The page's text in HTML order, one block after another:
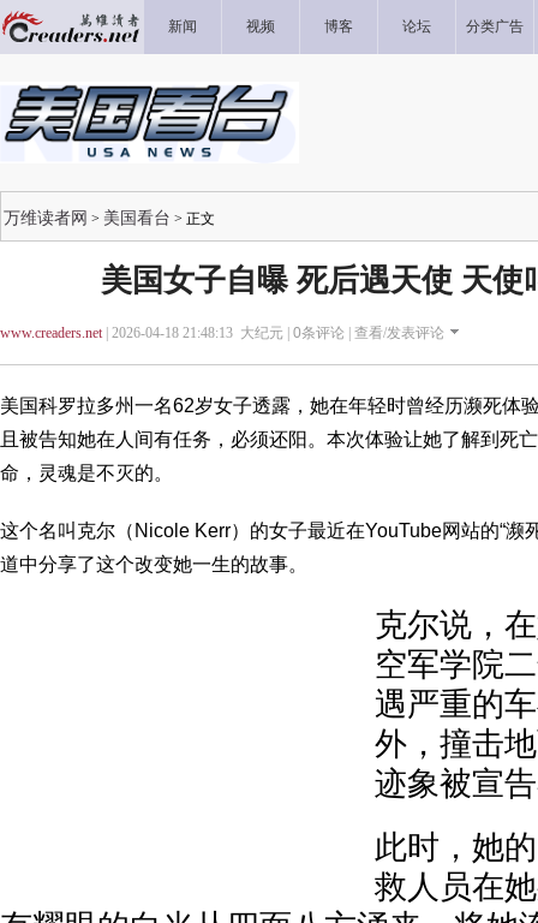
新闻 视频 博客 论坛 分类广告
万维读者网 > 美国看台 > 正文
美国女子自曝 死后遇天使 天使
www.creaders.net| 2026-04-18 21:48:13 大纪元 | 0条评论 | 查看/发表评论
美国科罗拉多州一名62岁女子透露，她在年轻时曾经历濒死体
且被告知她在人间有任务，必须还阳。本次体验让她了解到死
命，灵魂是不灭的。
这个名叫克尔（Nicole Kerr）的女子最近在YouTube网站的“濒
道中分享了这个改变她一生的故事。
克尔说，
空军学院
遇严重的
外，撞击
迹象被宣
此时，她
救人员在